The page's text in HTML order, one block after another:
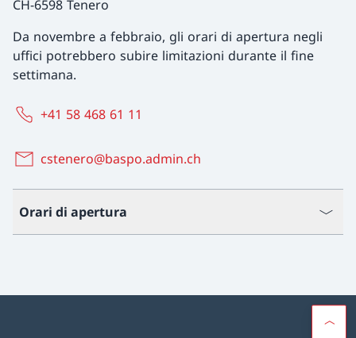
CH-6598 Tenero
Da novembre a febbraio, gli orari di apertura negli
uffici potrebbero subire limitazioni durante il fine
settimana.
+41 58 468 61 11
cstenero@baspo.admin.ch
Orari di apertura